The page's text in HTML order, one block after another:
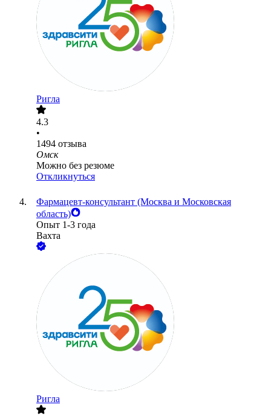
Ригла
4.3
•
1494 отзыва
Омск
Можно без резюме
Откликнуться
Фармацевт-консультант (Москва и Московская
область)
Опыт 1-3 года
Вахта
Ригла